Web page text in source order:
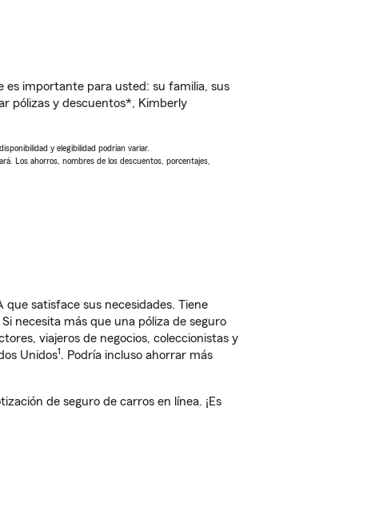
es importante para usted: su familia, sus
pólizas y descuentos*, Kimberly
y elegibilidad podrían variar.
Los ahorros, nombres de los descuentos, porcentajes,
que satisface sus necesidades. Tiene
Si necesita más que una póliza de seguro
viajeros de negocios, coleccionistas y
Unidos1. Podría incluso ahorrar más
de seguro de carros en línea. ¡Es